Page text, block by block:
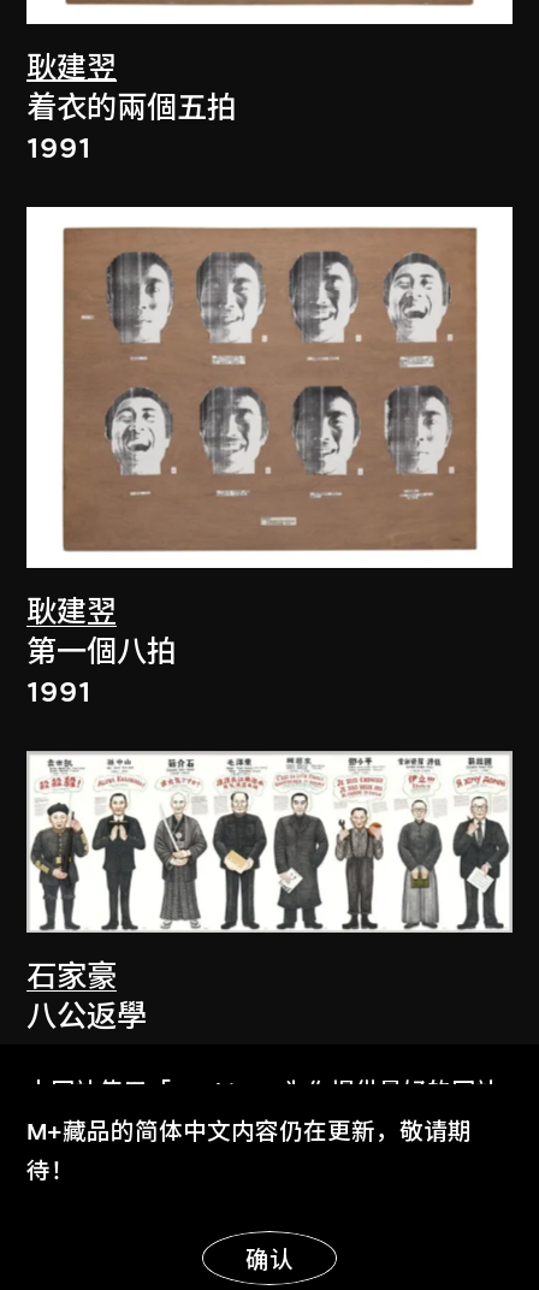
耿建翌
着衣的兩個五拍
1991
耿建翌
第一個八拍
1991
石家豪
八公返學
本网站使用「Cookies」为你提供最好的网站
体验。
了解更多
明白
M+藏品的简体中文内容仍在更新，敬请期
待！
确认
显示更多